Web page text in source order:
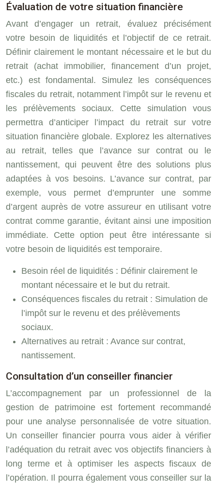
Évaluation de votre situation financière
Avant d’engager un retrait, évaluez précisément
votre besoin de liquidités et l’objectif de ce retrait.
Définir clairement le montant nécessaire et le but du
retrait (achat immobilier, financement d’un projet,
etc.) est fondamental. Simulez les conséquences
fiscales du retrait, notamment l’impôt sur le revenu et
les prélèvements sociaux. Cette simulation vous
permettra d’anticiper l’impact du retrait sur votre
situation financière globale. Explorez les alternatives
au retrait, telles que l’avance sur contrat ou le
nantissement, qui peuvent être des solutions plus
adaptées à vos besoins. L’avance sur contrat, par
exemple, vous permet d’emprunter une somme
d’argent auprès de votre assureur en utilisant votre
contrat comme garantie, évitant ainsi une imposition
immédiate. Cette option peut être intéressante si
votre besoin de liquidités est temporaire.
Besoin réel de liquidités : Définir clairement le
montant nécessaire et le but du retrait.
Conséquences fiscales du retrait : Simulation de
l’impôt sur le revenu et des prélèvements
sociaux.
Alternatives au retrait : Avance sur contrat,
nantissement.
Consultation d’un conseiller financier
L’accompagnement par un professionnel de la
gestion de patrimoine est fortement recommandé
pour une analyse personnalisée de votre situation.
Un conseiller financier pourra vous aider à vérifier
l’adéquation du retrait avec vos objectifs financiers à
long terme et à optimiser les aspects fiscaux de
l’opération. Il pourra également vous conseiller sur la